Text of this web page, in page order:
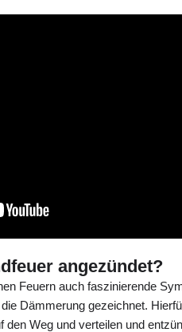
angezündet?
Feuern auch faszinierende
Dämmerung gezeichnet.
Weg und verteilen und